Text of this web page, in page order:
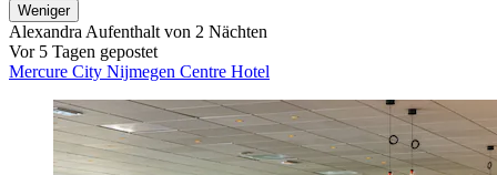
Weniger
Alexandra Aufenthalt von 2 Nächten
Vor 5 Tagen gepostet
Mercure City Nijmegen Centre Hotel